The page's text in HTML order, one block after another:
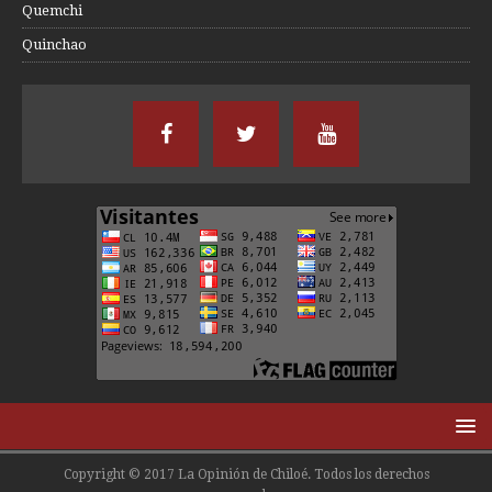
Quemchi
Quinchao
Copyright © 2017 La Opinión de Chiloé. Todos los derechos